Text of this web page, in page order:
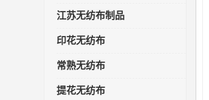
江苏无纺布制品
印花无纺布
常熟无纺布
提花无纺布